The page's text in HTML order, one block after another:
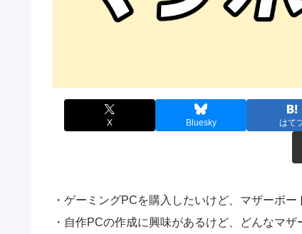
X Bluesky はて
・ゲーミングPCを購入したいけど、マザーボ
・自作PCの作成に興味があるけど、どんなマ